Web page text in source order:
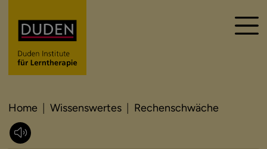
Home Wissenswertes Rechenschwäche